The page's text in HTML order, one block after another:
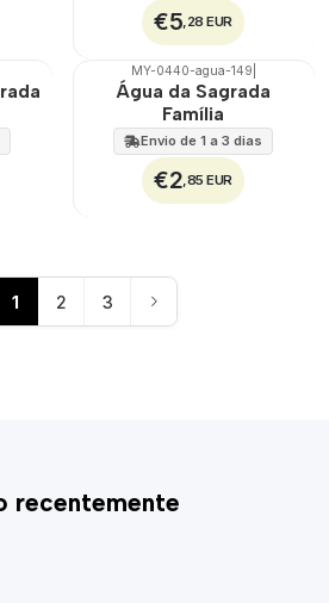
€5,28 EUR
100%
MY-0440-agua-149
Água da Sagrada
Família
Envio de 1 a 3 dias
€2,85 EUR
1 2 3
recentemente